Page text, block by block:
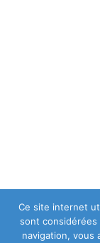
Ce site internet
sont considérées
navigation, vous